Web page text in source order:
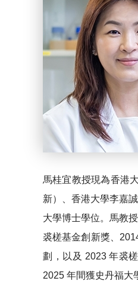
馬桂宜教授現為香港
新）、香港大學李嘉
大學博士學位。馬教
裘槎基金創新獎、
劃，以及 2023 年裘
2025 年間獲史丹福大